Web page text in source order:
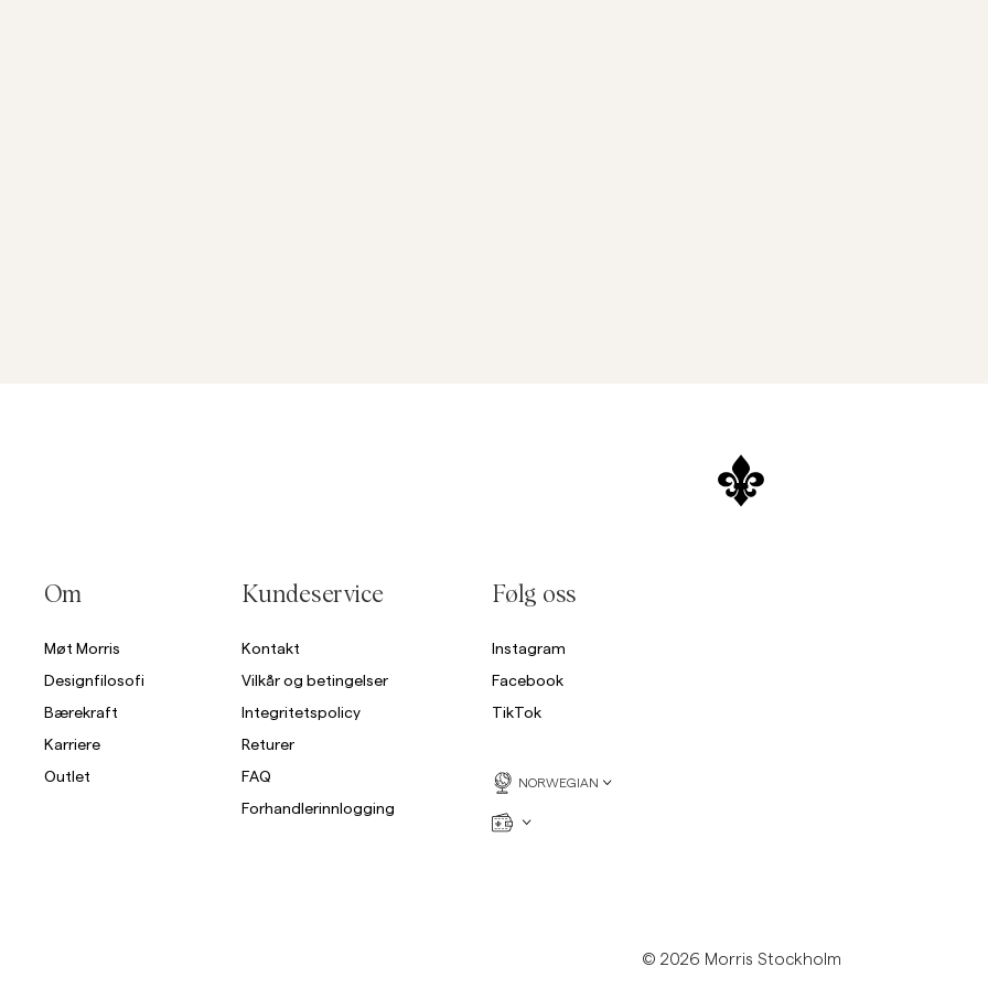
Om
Møt Morris
Designfilosofi
Bærekraft
Karriere
Outlet
Kundeservice
Kontakt
Vilkår og betingelser
Integritetspolicy
Returer
FAQ
Forhandlerinnlogging
Følg oss
Instagram
Facebook
TikTok
NORWEGIAN
© 2026 Morris Stockholm